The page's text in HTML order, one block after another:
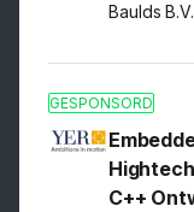
Baulds B.V.
GESPONSORD
C++